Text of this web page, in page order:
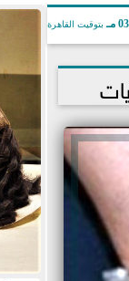
مـ بتوقيت القاهرة